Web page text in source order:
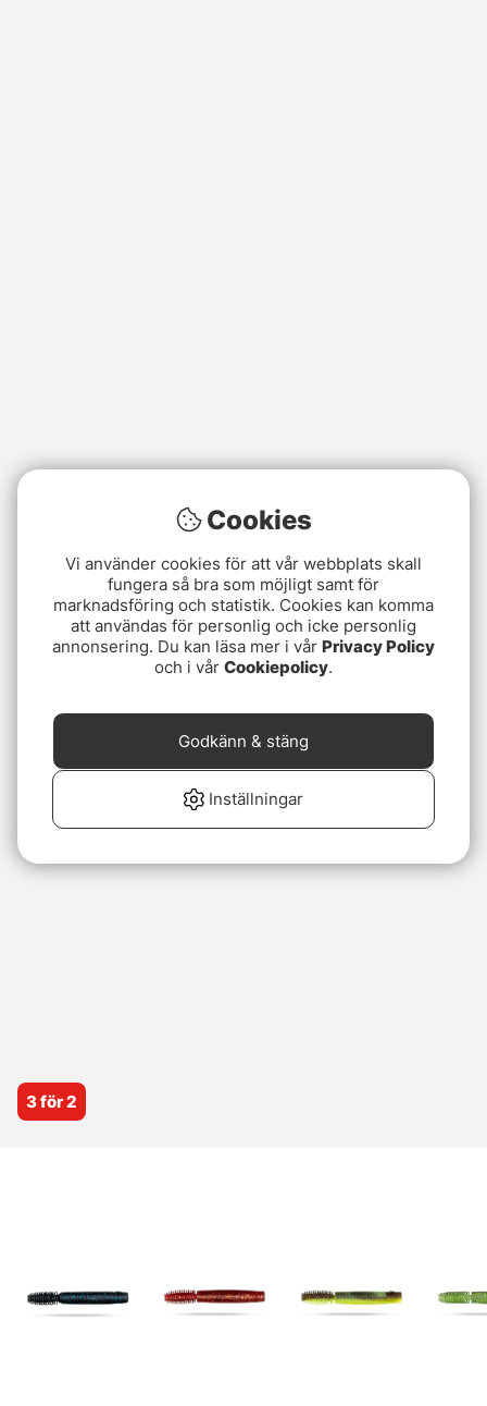
3 för 2
Cookies
Vi använder cookies för att vår webbplats skall
fungera så bra som möjligt samt för
marknadsföring och statistik. Cookies kan komma
att användas för personlig och icke personlig
annonsering. Du kan läsa mer i vår Privacy Policy
och i vår Cookiepolicy.
Inställningar
Godkänn & stäng